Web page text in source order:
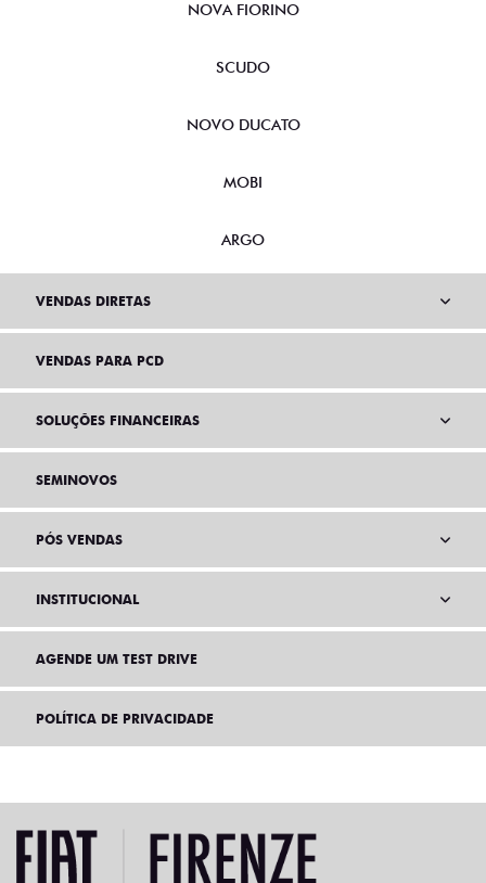
NOVA FIORINO
SCUDO
NOVO DUCATO
MOBI
ARGO
VENDAS DIRETAS
VENDAS PARA PCD
SOLUÇÕES FINANCEIRAS
SEMINOVOS
PÓS VENDAS
INSTITUCIONAL
AGENDE UM TEST DRIVE
POLÍTICA DE PRIVACIDADE